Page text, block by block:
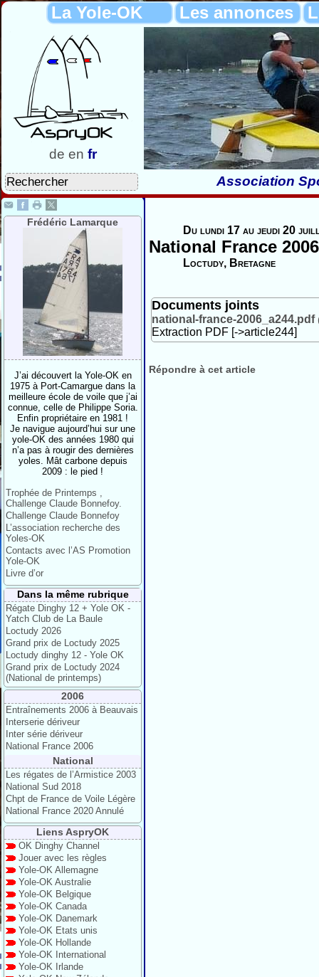
La Yole-OK Les annonces
de en fr
Association
Frédéric Lamarque
J’ai découvert la Yole-OK en
1975 à Port-Camargue dans la
meilleure école de voile que j’ai
connue, celle de Philippe Soria.
Enfin propriétaire en 1981 !
Je navigue aujourd’hui sur une
yole-OK des années 1980 qui
n’a pas à rougir des dernières
yoles. Mât carbone depuis
2009 : le pied !
Trophée de Printemps ,
Challenge Claude Bonnefoy.
Challenge Claude Bonnefoy
L’association recherche des
Yoles-OK
Contacts avec l’AS Promotion
Yole-OK
Livre d’or
Dans la même rubrique
Régate Dinghy 12 + Yole OK -
Yatch Club de La Baule
Loctudy 2026
Grand prix de Loctudy 2025
Loctudy dinghy 12 - Yole OK
Grand prix de Loctudy 2024
(National de printemps)
2006
Entraînements 2006 à Beauvais
Interserie dériveur
Inter série dériveur
National France 2006
National
Les régates de l’Armistice 2003
National Sud 2018
Chpt de France de Voile Légère
National France 2020 Annulé
Liens AspryOK
OK Dinghy Channel
Jouer avec les règles
Yole-OK Allemagne
Yole-OK Australie
Yole-OK Belgique
Yole-OK Canada
Yole-OK Danemark
Yole-OK Etats unis
Yole-OK Hollande
Yole-OK International
Yole-OK Irlande
Du lundi 17 au jeudi 20
National France 2006
Loctudy, Bretagne
Documents joints
national-france-2006_a244.pdf
Extraction PDF [->article244]
Répondre à cet article